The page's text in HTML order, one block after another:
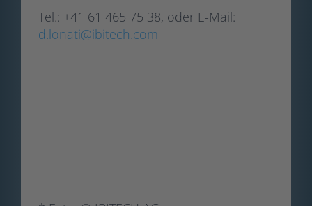
Tel.: +41 61 465 75 38, oder E-Mail:
d.lonati@ibitech.com